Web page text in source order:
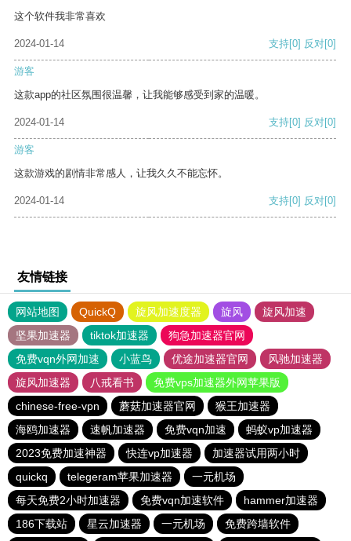
这个软件我非常喜欢
2024-01-14 支持[0] 反对[0]
游客
这款app的社区氛围很温馨，让我能够感受到家的温暖。
2024-01-14 支持[0] 反对[0]
游客
这款游戏的剧情非常感人，让我久久不能忘怀。
2024-01-14 支持[0] 反对[0]
友情链接
网站地图 QuickQ 旋风加速度器 旋风
旋风加速
坚果加速器
tiktok加速器
狗急加速器官网
免费vqn外网加速
小蓝鸟 优途加速器官网
风驰加速器
旋风加速器
八戒看书
免费vps加速器外网苹果版
chinese-free-vpn
蘑菇加速器官网
猴王加速器
海鸥加速器
速帆加速器 免费vqn加速
蚂蚁vp加速器
2023免费加速神器
快连vp加速器
加速器试用两小时
quickq
telegeram苹果加速器
一元机场
每天免费2小时加速器
免费vqn加速软件
hammer加速器
186下载站
星云加速器 一元机场 免费跨墙软件